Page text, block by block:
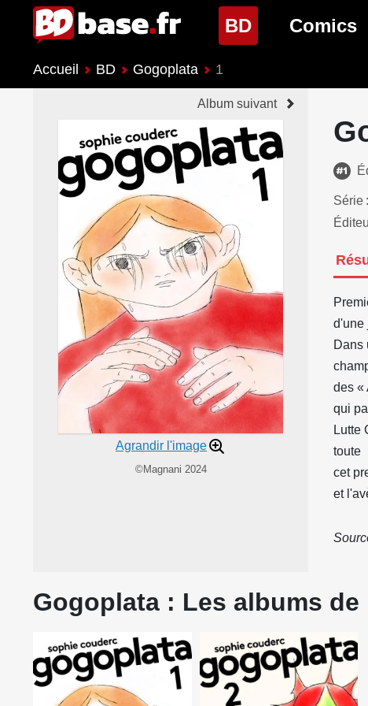
BD(page
Prochaines sorties BD
Genres BD
Comics
Genres
Accueil BD Gogoplata 1
Album suivant
Agrandir l'image
©Magnani 2024
Série
d'une
Dans
des «
qui
Lutte
toute
cet
et
Gogoplata : Les albums de